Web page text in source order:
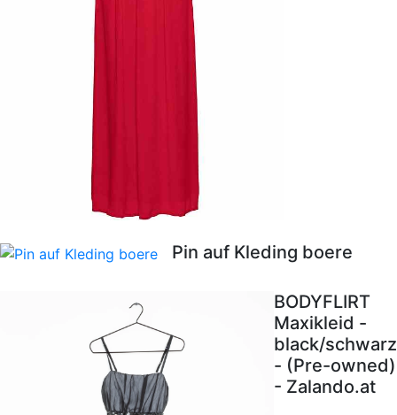
Pin auf Kleding boere
BODYFLIRT
Maxikleid -
black/schwarz
- (Pre-owned)
- Zalando.at